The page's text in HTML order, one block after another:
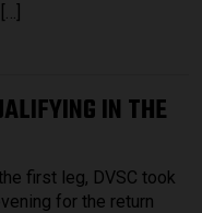
IN THE
first leg, DVSC took
for the return